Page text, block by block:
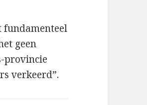
fundamenteel
geen
provincie
verkeerd”.